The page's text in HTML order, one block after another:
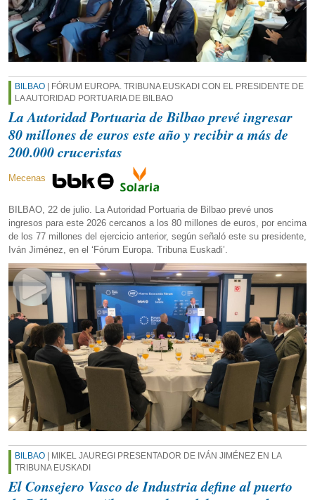
BILBAO | FÓRUM EUROPA. TRIBUNA EUSKADI CON EL PRESIDENTE DE
LA AUTORIDAD PORTUARIA DE BILBAO
La Autoridad Portuaria de Bilbao prevé ingresar
80 millones de euros este año y recibir a más de
200.000 cruceristas
Mecenas
BILBAO, 22 de julio. La Autoridad Portuaria de Bilbao prevé unos
ingresos para este 2026 cercanos a los 80 millones de euros, por encima
de los 77 millones del ejercicio anterior, según señaló este su presidente,
Iván Jiménez, en el ‘Fórum Europa. Tribuna Euskadi’.
BILBAO | MIKEL JAUREGI PRESENTADOR DE IVÁN JIMÉNEZ EN LA
TRIBUNA EUSKADI
El Consejero Vasco de Industria define al puerto